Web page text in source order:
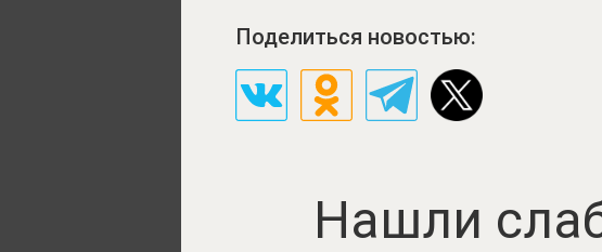
Поделиться новостью:
Нашли